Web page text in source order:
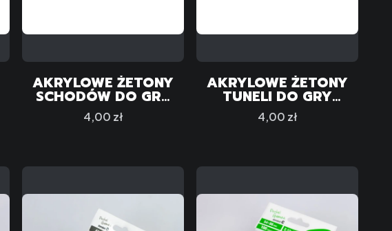
AKRYLOWE ŻETONY
SCHODÓW DO GRY
"CTHULHU: DEATH
MAY DIE" (2)
Cena
4,00 zł
AKRYLOWE ŻETONY
TUNELI DO GRY
"CTHULHU: DEATH
MAY DIE" (2)
Cena
4,00 zł